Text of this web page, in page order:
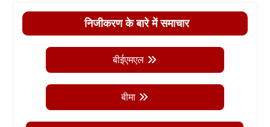
निजीकरण के बारे में समाचार
बीईएमएल
बीमा